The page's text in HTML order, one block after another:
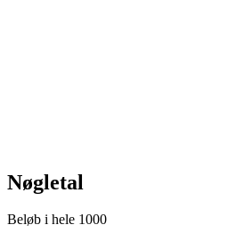
Nøgletal
Beløb i hele 1000